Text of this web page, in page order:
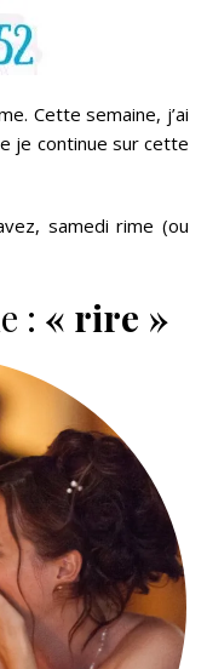
Cette semaine, j’ai
je continue sur cette
samedi rime (ou
: « rire »